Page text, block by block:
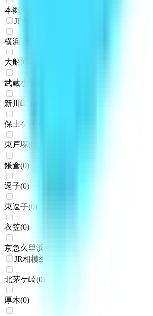
本郷台
JR横須賀線
横浜
大船(0
武蔵小杉
新川崎
保土ケ谷
東戸塚(
鎌倉(0)
逗子(0)
東逗子(0)
衣笠(0)
京急久里浜
JR相模線
北茅ケ崎(0)
厚木(0)